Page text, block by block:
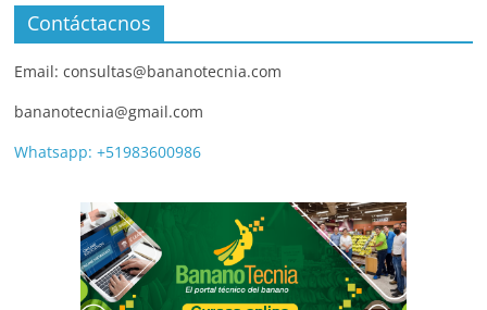
Contáctacnos
Email: consultas@bananotecnia.com
bananotecnia@gmail.com
Whatsapp: +51983600986